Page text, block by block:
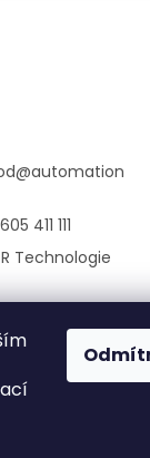
@automation
411 111
R Technologie